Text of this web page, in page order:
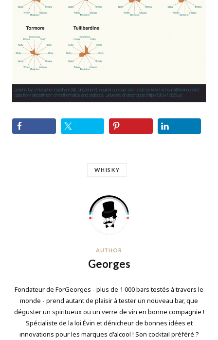
WHISKY
AUTHOR
Georges
Fondateur de ForGeorges - plus de 1 000 bars testés à travers le
monde - prend autant de plaisir à tester un nouveau bar, que
déguster un spiritueux ou un verre de vin en bonne compagnie !
Spécialiste de la loi Évin et dénicheur de bonnes idées et
innovations pour les marques d'alcool ! Son cocktail préféré ?